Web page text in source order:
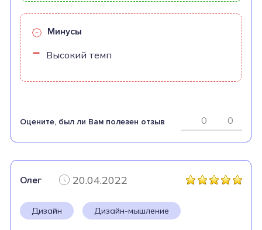
Минусы
Высокий темп
Оцените, был ли Вам полезен отзыв 0 0
Олег 20.04.2022
Дизайн Дизайн-мышление